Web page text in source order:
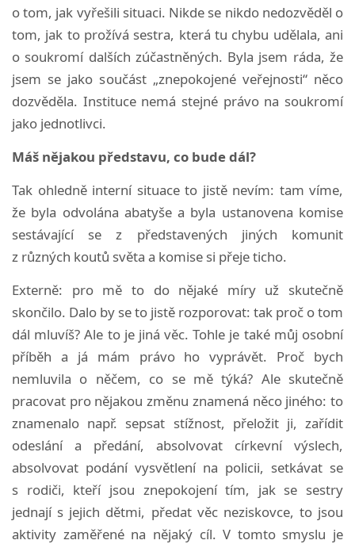
o tom, jak vyřešili situaci. Nikde se nikdo nedozvěděl o
tom, jak to prožívá sestra, která tu chybu udělala, ani
o soukromí dalších zúčastněných. Byla jsem ráda, že
jsem se jako součást „znepokojené veřejnosti“ něco
dozvěděla. Instituce nemá stejné právo na soukromí
jako jednotlivci.
Máš nějakou představu, co bude dál?
Tak ohledně interní situace to jistě nevím: tam víme,
že byla odvolána abatyše a byla ustanovena komise
sestávající se z představených jiných komunit
z různých koutů světa a komise si přeje ticho.
Externě: pro mě to do nějaké míry už skutečně
skončilo. Dalo by se to jistě rozporovat: tak proč o tom
dál mluvíš? Ale to je jiná věc. Tohle je také můj osobní
příběh a já mám právo ho vyprávět. Proč bych
nemluvila o něčem, co se mě týká? Ale skutečně
pracovat pro nějakou změnu znamená něco jiného: to
znamenalo např. sepsat stížnost, přeložit ji, zařídit
odeslání a předání, absolvovat církevní výslech,
absolvovat podání vysvětlení na policii, setkávat se
s rodiči, kteří jsou znepokojení tím, jak se sestry
jednají s jejich dětmi, předat věc neziskovce, to jsou
aktivity zaměřené na nějaký cíl. V tomto smyslu je